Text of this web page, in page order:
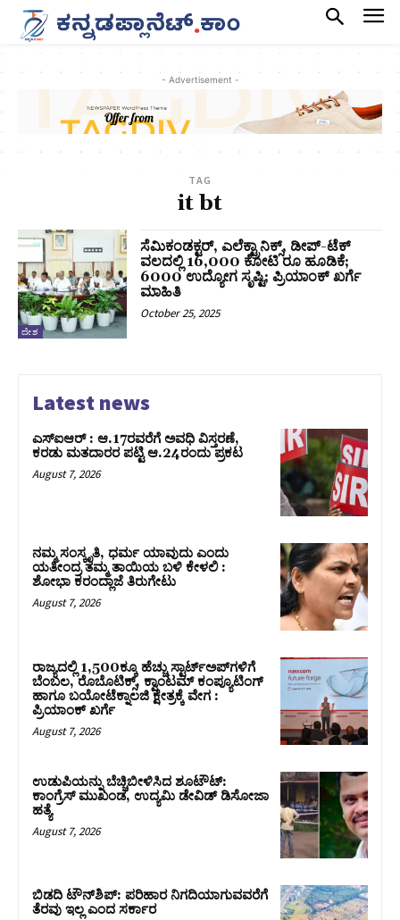
- Advertisement -
TAG
it bt
ದೇಶ
ಸೆಮಿಕಂಡಕ್ಟರ್, ಎಲೆಕ್ಟ್ರಾನಿಕ್ಸ್, ಡೀಪ್-ಟೆಕ್
ವಲದಲ್ಲಿ 16,000 ಕೋಟಿ ರೂ ಹೂಡಿಕೆ;
6000 ಉದ್ಯೋಗ ಸೃಷ್ಟಿ; ಪ್ರಿಯಾಂಕ್‌ ಖರ್ಗೆ
ಮಾಹಿತಿ
October 25, 2025
Latest news
ಎಸ್‌ಐಆರ್‌ : ಆ.17ರವರೆಗೆ ಅವಧಿ ವಿಸ್ತರಣೆ,
ಕರಡು ಮತದಾರರ ಪಟ್ಟಿ ಆ.24ರಂದು ಪ್ರಕಟ
August 7, 2026
ನಮ್ಮ ಸಂಸ್ಕೃತಿ, ಧರ್ಮ ಯಾವುದು ಎಂದು
ಯತೀಂದ್ರ ತಮ್ಮ ತಾಯಿಯ ಬಳಿ ಕೇಳಲಿ :
ಶೋಭಾ ಕರಂದ್ಲಾಜೆ ತಿರುಗೇಟು
August 7, 2026
ರಾಜ್ಯದಲ್ಲಿ 1,500ಕ್ಕೂ ಹೆಚ್ಚು ಸ್ಟಾರ್ಟ್‌ಅಪ್‌ಗಳಿಗೆ
ಬೆಂಬಲ, ರೊಬೊಟಿಕ್ಸ್, ಕ್ವಾಂಟಮ್ ಕಂಪ್ಯೂಟಿಂಗ್
ಹಾಗೂ ಬಯೋಟೆಕ್ನಾಲಜಿ ಕ್ಷೇತ್ರಕ್ಕೆ ವೇಗ :
ಪ್ರಿಯಾಂಕ್‌ ಖರ್ಗೆ
August 7, 2026
ಉಡುಪಿಯನ್ನು ಬೆಚ್ಚಿಬೀಳಿಸಿದ ಶೂಟೌಟ್‌:
ಕಾಂಗ್ರೆಸ್‌ ಮುಖಂಡ, ಉದ್ಯಮಿ ಡೇವಿಡ್ ಡಿಸೋಜಾ
ಹತ್ಯೆ
August 7, 2026
ಬಿಡದಿ ಟೌನ್‌ಶಿಪ್‌: ಪರಿಹಾರ ನಿಗದಿಯಾಗುವವರೆಗೆ
ತೆರವು ಇಲ್ಲ ಎಂದ ಸರ್ಕಾರ